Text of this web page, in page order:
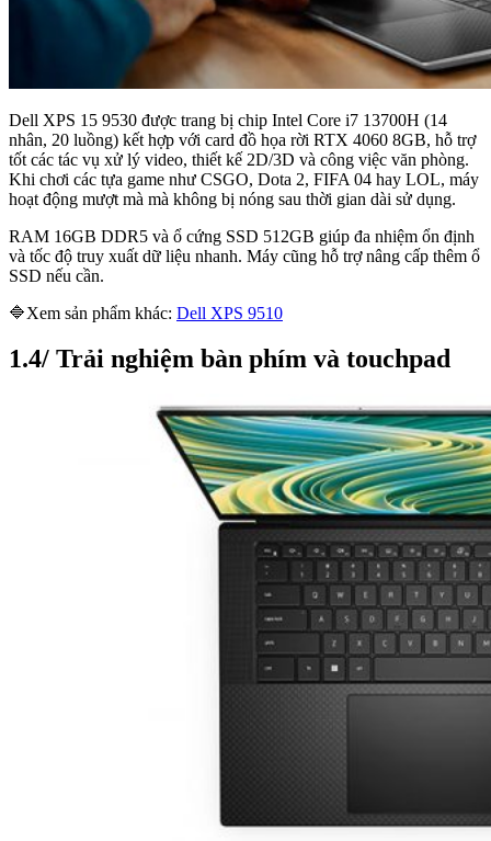
Dell XPS 15 9530 được trang bị chip Intel Core i7 13700H (14
nhân, 20 luồng) kết hợp với card đồ họa rời RTX 4060 8GB, hỗ trợ
tốt các tác vụ xử lý video, thiết kế 2D/3D và công việc văn phòng.
Khi chơi các tựa game như CSGO, Dota 2, FIFA 04 hay LOL, máy
hoạt động mượt mà mà không bị nóng sau thời gian dài sử dụng.
RAM 16GB DDR5 và ổ cứng SSD 512GB giúp đa nhiệm ổn định
và tốc độ truy xuất dữ liệu nhanh. Máy cũng hỗ trợ nâng cấp thêm ổ
SSD nếu cần.
🔷Xem sản phẩm khác: Dell XPS 9510
1.4/ Trải nghiệm bàn phím và touchpad